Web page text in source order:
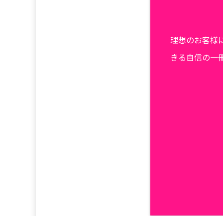
理想のお客様
きる自信の一